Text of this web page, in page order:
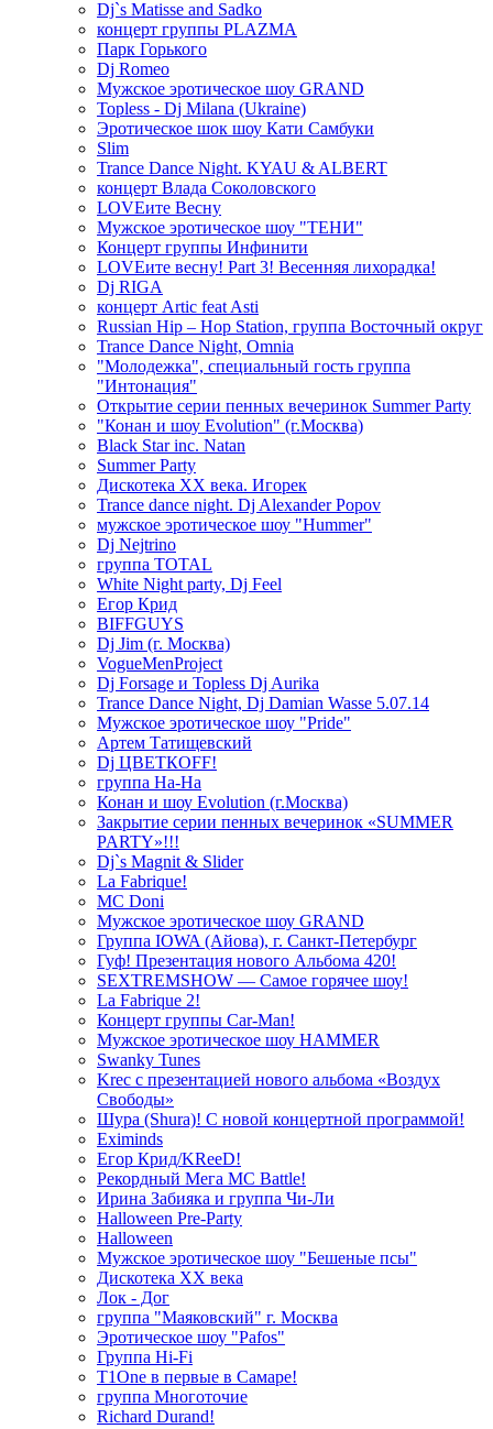
Dj`s Matisse and Sadko
концерт группы PLAZMA
Парк Горького
Dj Romeo
Мужское эротическое шоу GRAND
Topless - Dj Milana (Ukraine)
Эротическое шок шоу Кати Самбуки
Slim
Trance Dance Night. KYAU & ALBERT
концерт Влада Соколовского
LOVEите Весну
Мужское эротическое шоу "ТЕНИ"
Концерт группы Инфинити
LOVEите весну! Part 3! Весенняя лихорадка!
Dj RIGA
концерт Artic feat Asti
Russian Hip – Hop Station, группа Восточный округ
Trance Dance Night, Omnia
"Молодежка", специальный гость группа
"Интонация"
Открытие серии пенных вечеринок Summer Party
"Конан и шоу Evolution" (г.Москва)
Black Star inc. Natan
Summer Party
Дискотека ХХ века. Игорек
Trance dance night. Dj Alexander Popov
мужское эротическое шоу "Hummer"
Dj Nejtrino
группа TOTAL
White Night party, Dj Feel
Егор Крид
BIFFGUYS
Dj Jim (г. Москва)
VogueMenProject
Dj Forsage и Topless Dj Aurika
Trance Dance Night, Dj Damian Wasse 5.07.14
Мужское эротическое шоу "Pride"
Артем Татищевский
Dj ЦВЕТКOFF!
группа На-На
Конан и шоу Evolution (г.Москва)
Закрытие серии пенных вечеринок «SUMMER
PARTY»!!!
Dj`s Magnit & Slider
La Fabrique!
MC Doni
Мужское эротическое шоу GRAND
Группа IOWA (Айова), г. Санкт-Петербург
Гуф! Презентация нового Альбома 420!
SEXTREMSHOW — Самое горячее шоу!
La Fabrique 2!
Концерт группы Car-Man!
Мужское эротическое шоу HAMMER
Swanky Tunes
Krec с презентацией нового альбома «Воздух
Свободы»
Шура (Shura)! С новой концертной программой!
Eximinds
Егор Крид/KReeD!
Рекордный Мега МС Battle!
Ирина Забияка и группа Чи-Ли
Halloween Pre-Party
Halloween
Мужское эротическое шоу "Бешеные псы"
Дискотека ХХ века
Лок - Дог
группа "Маяковский" г. Москва
Эротическое шоу "Pafos"
Группа Hi-Fi
T1One в первые в Самаре!
группа Многоточие
Richard Durand!